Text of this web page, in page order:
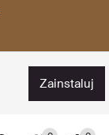
zainstaluj